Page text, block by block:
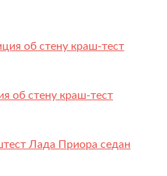
об стену краш-тест